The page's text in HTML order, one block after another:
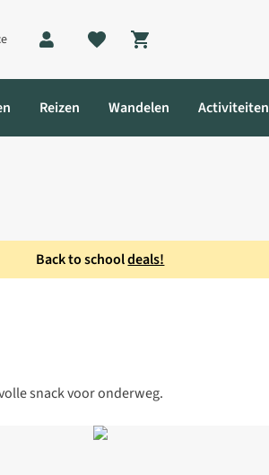
Shopping cart
Reizen Wandelen Activiteiten
Back to schooldeals!
snack voor onderweg.